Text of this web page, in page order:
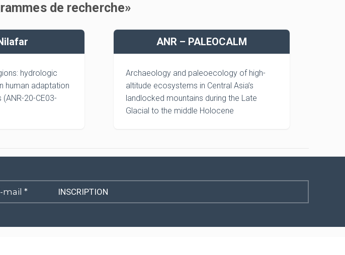
de recherche»
hydrologic
human adaptation
20-CE03-
ANR – PALEOCALM
Archaeology and paleoecology of high-
altitude ecosystems in Central Asia’s
landlocked mountains during the Late
Glacial to the middle Holocene